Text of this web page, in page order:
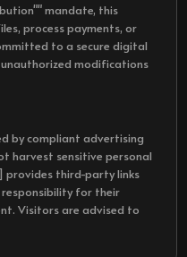
mandate, this
process payments, or
to a secure digital
modifications
by compliant advertising
harvest sensitive personal
third-party links
responsibility for their
Visitors are advised to